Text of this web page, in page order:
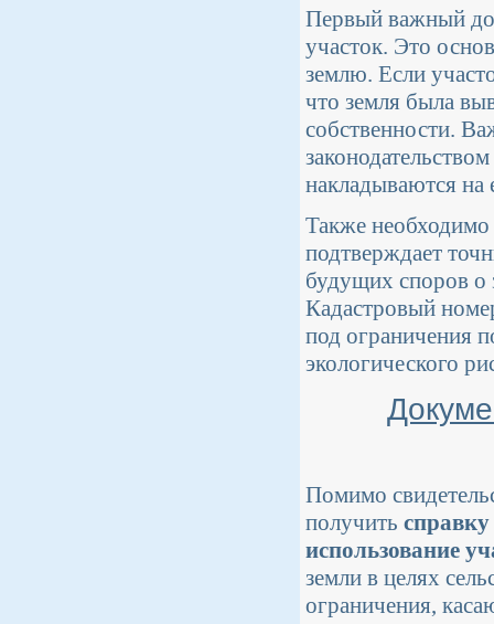
Первый важный
участок. Это
землю. Если
что земля была
собственности.
накладываются на
Также
подтверждает
будущих споров о
Кадастровый
под ограничения
экологического
Помимо
получить
использование
земли в целях
ограничения,